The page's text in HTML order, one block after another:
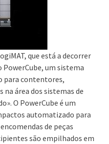
que está a decorrer
um sistema
para contentores,
na área dos sistemas de
O PowerCube é um
automatizado para
de peças
são empilhados em